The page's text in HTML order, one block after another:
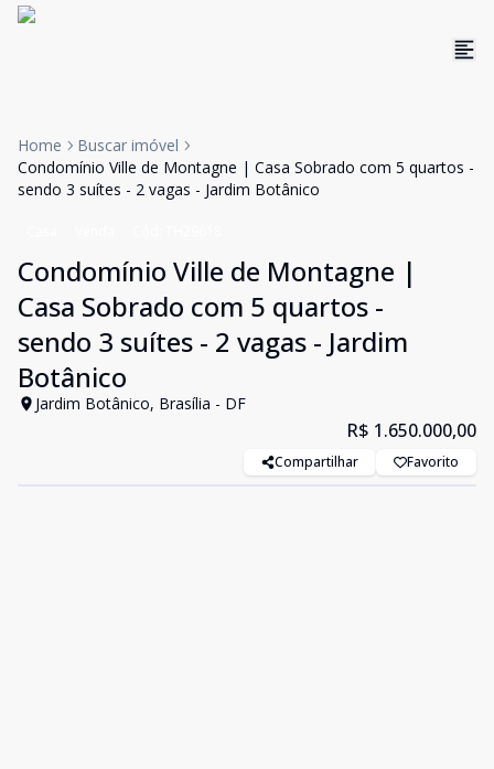
Home
Buscar imóvel
Condomínio Ville de Montagne | Casa Sobrado com 5 quartos -
sendo 3 suítes - 2 vagas - Jardim Botânico
Condomínio Ville de Montagne |
Casa Sobrado com 5 quartos -
sendo 3 suítes - 2 vagas - Jardim
Botânico
Jardim Botânico, Brasília - DF
R$ 1.650.000,00
Compartilhar Favorito